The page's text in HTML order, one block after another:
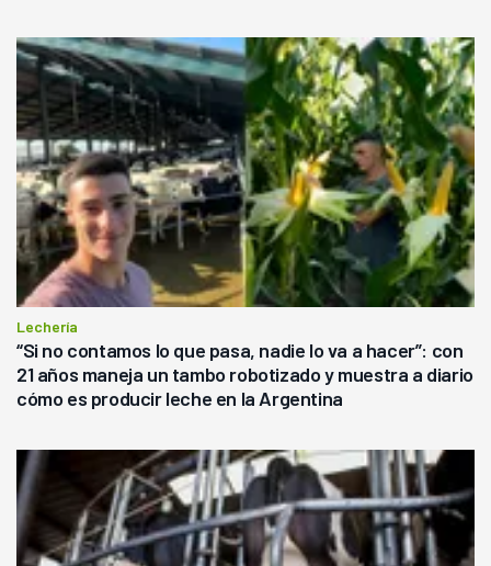
Lechería
“Si no contamos lo que pasa, nadie lo va a hacer”: con
21 años maneja un tambo robotizado y muestra a diario
cómo es producir leche en la Argentina